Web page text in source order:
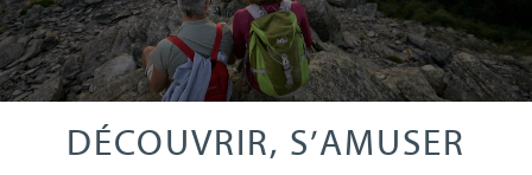
DÉCOUVRIR, S’AMUSER